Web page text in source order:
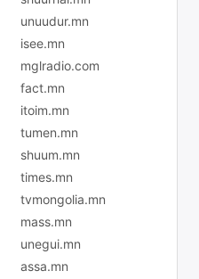
unuudur.mn
isee.mn
mglradio.com
fact.mn
itoim.mn
tumen.mn
shuum.mn
times.mn
tvmongolia.mn
mass.mn
unegui.mn
assa.mn